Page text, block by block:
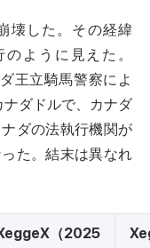
壊した。その経緯
ように見えた。
王立騎馬警察によ
ダドルで、カナダ
ダの法執行機関が
た。結末は異なれ
（2025